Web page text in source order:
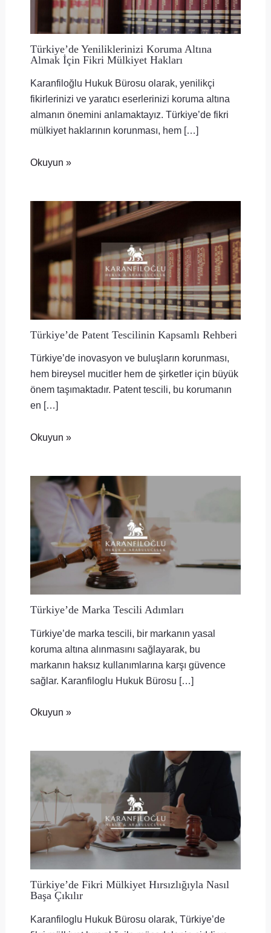
Türkiye’de Yeniliklerinizi Koruma Altına
Almak İçin Fikri Mülkiyet Hakları
Karanfiloğlu Hukuk Bürosu olarak, yenilikçi
fikirlerinizi ve yaratıcı eserlerinizi koruma altına
almanın önemini anlamaktayız. Türkiye’de fikri
mülkiyet haklarının korunması, hem […]
Okuyun »
Türkiye’de Patent Tescilinin Kapsamlı Rehberi
Türkiye’de inovasyon ve buluşların korunması,
hem bireysel mucitler hem de şirketler için büyük
önem taşımaktadır. Patent tescili, bu korumanın
en […]
Okuyun »
Türkiye’de Marka Tescili Adımları
Türkiye’de marka tescili, bir markanın yasal
koruma altına alınmasını sağlayarak, bu
markanın haksız kullanımlarına karşı güvence
sağlar. Karanfiloglu Hukuk Bürosu […]
Okuyun »
Türkiye’de Fikri Mülkiyet Hırsızlığıyla Nasıl
Başa Çıkılır
Karanfiloglu Hukuk Bürosu olarak, Türkiye’de